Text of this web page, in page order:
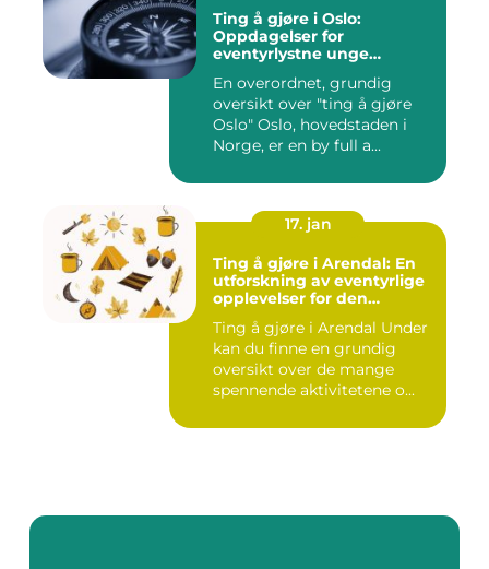
Ting å gjøre i Oslo:
Oppdagelser for
eventyrlystne unge
En overordnet, grundig
oversikt over "ting å gjøre
Oslo" Oslo, hovedstaden i
Norge, er en by full a...
17. jan
Ting å gjøre i Arendal: En
utforskning av eventyrlige
opplevelser for den
Ting å gjøre i Arendal Under
kan du finne en grundig
oversikt over de mange
spennende aktivitetene o...